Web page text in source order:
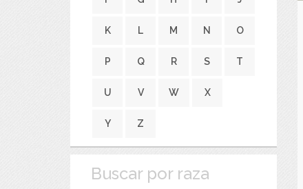
K L M N O
P Q R S T
U V W X
Y Z
Buscar por raza